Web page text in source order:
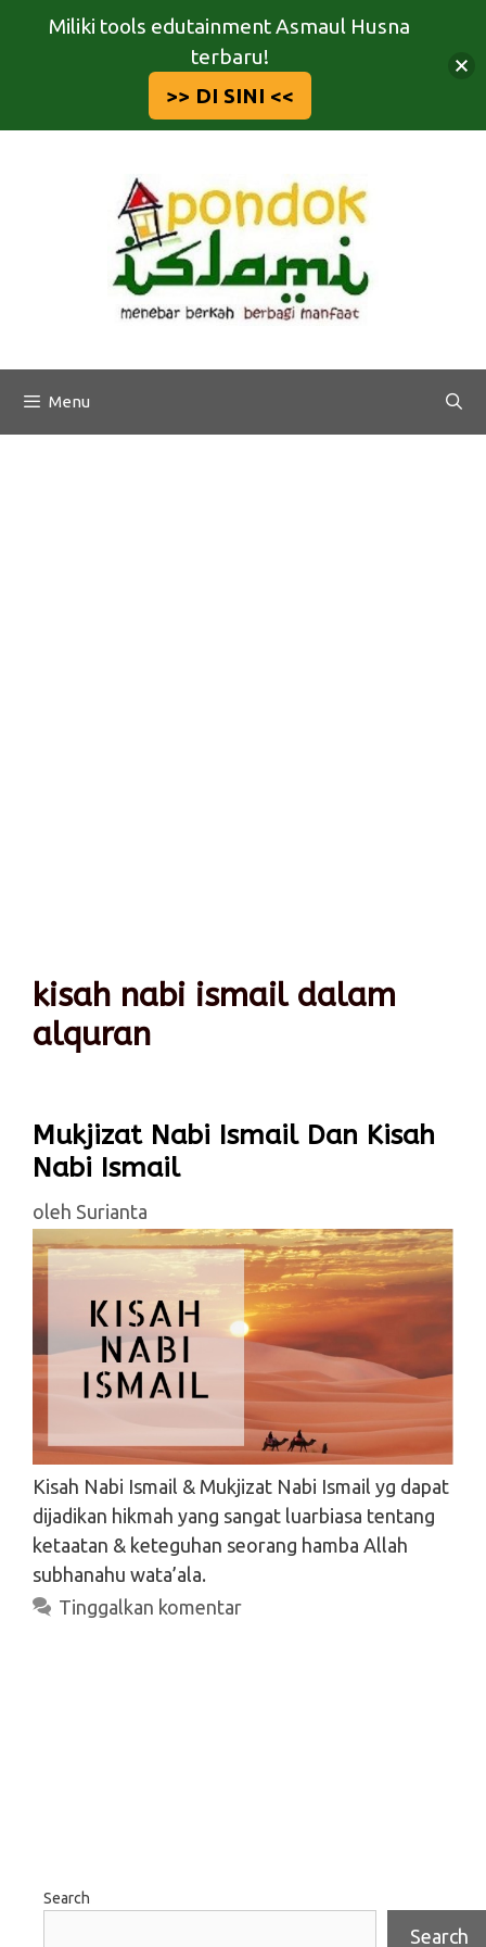
Menu
kisah nabi ismail dalam
alquran
Mukjizat Nabi Ismail Dan Kisah
Nabi Ismail
oleh Surianta
Kisah Nabi Ismail & Mukjizat Nabi Ismail yg dapat
dijadikan hikmah yang sangat luarbiasa tentang
ketaatan & keteguhan seorang hamba Allah
subhanahu wata’ala.
Tinggalkan komentar
Search
Search
Miliki tools edutainment Asmaul Husna
terbaru!
>> DI SINI <<